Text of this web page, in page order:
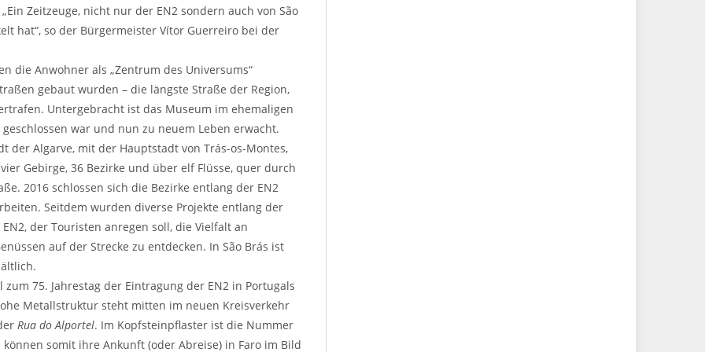
„Ein Zeitzeuge, nicht nur der EN2 sondern auch von São
hat“, so der Bürgermeister Vítor Guerreiro bei der
die Anwohner als „Zentrum des Universums“
gebaut wurden – die längste Straße der Region,
Untergebracht ist das Museum im ehemaligen
war und nun zu neuem Leben erwacht.
der Algarve, mit der Hauptstadt von Trás-os-Montes,
Gebirge, 36 Bezirke und über elf Flüsse, quer durch
2016 schlossen sich die Bezirke entlang der EN2
Seitdem wurden diverse Projekte entlang der
der Touristen anregen soll, die Vielfalt an
auf der Strecke zu entdecken. In São Brás ist
75. Jahrestag der Eintragung der EN2 in Portugals
Metallstruktur steht mitten im neuen Kreisverkehr
Rua do Alportel. Im Kopfsteinpflaster ist die Nummer
somit ihre Ankunft (oder Abreise) in Faro im Bild